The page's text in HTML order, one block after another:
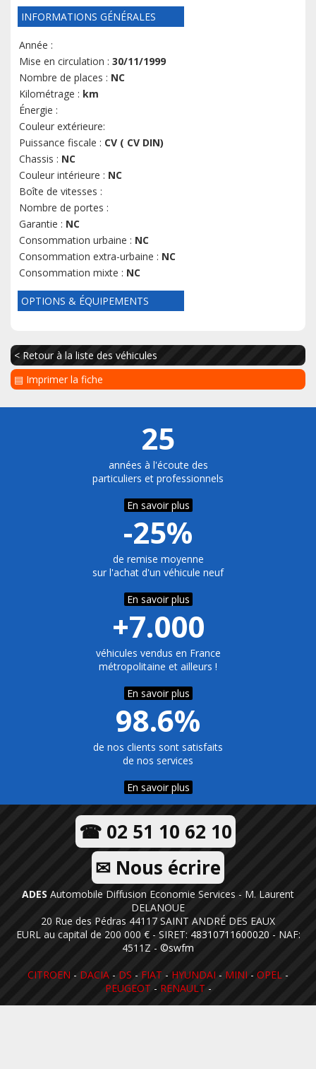
INFORMATIONS GÉNÉRALES
Année :
Mise en circulation : 30/11/1999
Nombre de places : NC
Kilométrage : km
Énergie :
Couleur extérieure:
Puissance fiscale : CV ( CV DIN)
Chassis : NC
Couleur intérieure : NC
Boîte de vitesses :
Nombre de portes :
Garantie : NC
Consommation urbaine : NC
Consommation extra-urbaine : NC
Consommation mixte : NC
OPTIONS & ÉQUIPEMENTS
< Retour à la liste des véhicules
▤ Imprimer la fiche
25
années à l'écoute des
particuliers et professionnels
En savoir plus
-25%
de remise moyenne
sur l'achat d'un véhicule neuf
En savoir plus
+7.000
véhicules vendus en France
métropolitaine et ailleurs !
En savoir plus
98.6%
de nos clients sont satisfaits
de nos services
En savoir plus
☎ 02 51 10 62 10
✉ Nous écrire
ADES Automobile Diffusion Economie Services - M. Laurent
DELANOUE
20 Rue des Pédras 44117 SAINT ANDRÉ DES EAUX
EURL au capital de 200 000 € - SIRET: 48310711600020 - NAF:
4511Z - ©swfm
CITROEN - DACIA - DS - FIAT - HYUNDAI - MINI - OPEL -
PEUGEOT - RENAULT -